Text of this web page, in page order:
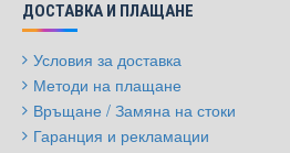
ДОСТАВКА И ПЛАЩАНЕ
Условия за доставка
Методи на плащане
Връщане / Замяна на стоки
Гаранция и рекламации